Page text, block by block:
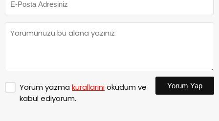
Yorum yazma kurallarınıokudum ve
kabul ediyorum.
Yorum Yap